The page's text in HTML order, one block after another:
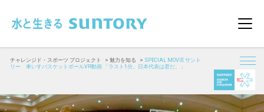
メ
チャレンジド・スポーツ プロジェクト 魅力を知る
SPECIAL MOVIE サント
リー 車いすバスケットボールVR動画 「ラスト1分。日本代表は君だ。」